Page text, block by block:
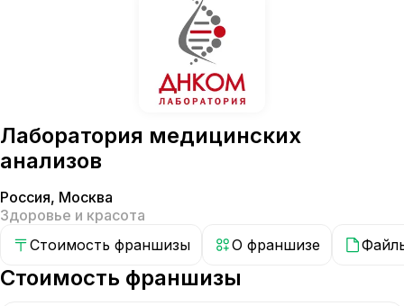
Лаборатория медицинских
анализов
Россия, Москва
Здоровье и красота
Стоимость франшизы
О франшизе
Стоимость франшизы